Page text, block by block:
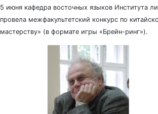
5 июня кафедра восточных языков Института
провела межфакультетский конкурс по
мастерству» (в формате игры «Брейн-ринг»).